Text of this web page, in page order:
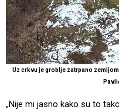
Uz crkvu je groblje zatrpano
„Nije mi jasno kako su to